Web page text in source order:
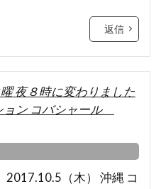
返信
夜８時に変わりました
ョン コバシャール
（木） 沖縄 コ